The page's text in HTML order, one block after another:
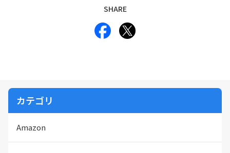
SHARE
カテゴリ
Amazon